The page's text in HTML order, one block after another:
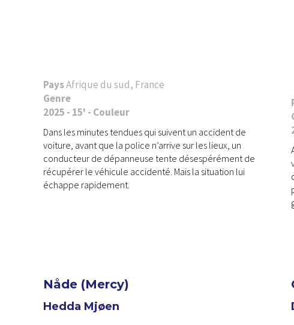
PaysAfrique du sud, France
Genre
2025 - 15' - Couleur
Dans les minutes tendues qui suivent un accident de
voiture, avant que la police n’arrive sur les lieux, un
conducteur de dépanneuse tente désespérément de
récupérer le véhicule accidenté. Mais la situation lui
échappe rapidement.
Nåde (Mercy)
Hedda Mjøen